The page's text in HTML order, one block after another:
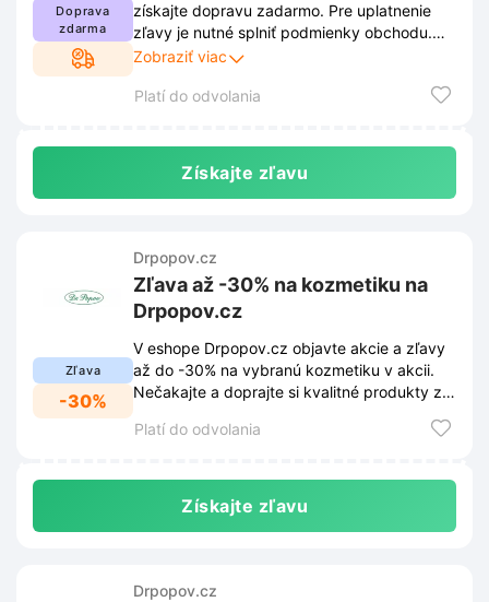
Doprava
zdarma
získajte dopravu zadarmo. Pre uplatnenie
zľavy je nutné splniť podmienky obchodu.
Tieto podmienky nájdete na webových
Zobraziť viac
Platí do odvolania
Získajte zľavu
Zľava
-30%
Drpopov.cz
Zľava až -30% na kozmetiku na
Drpopov.cz
V eshope Drpopov.cz objavte akcie a zľavy
až do -30% na vybranú kozmetiku v akcii.
Nečakajte a doprajte si kvalitné produkty za
Platí do odvolania
Získajte zľavu
Drpopov.cz